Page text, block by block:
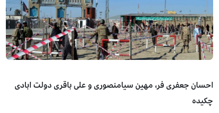
احسان جعفری فر، مهین سیامنصوری و علی باقری دولت ابادی
چکیده